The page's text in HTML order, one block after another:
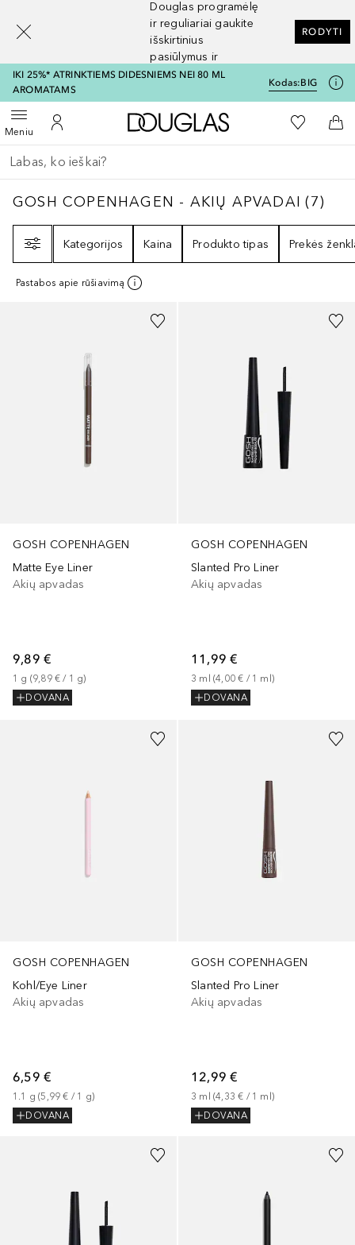
Douglas programėlę
ir reguliariai gaukite
išskirtinius
pasiūlymus ir
nuolaidas
RODYTI
IKI 25%* ATRINKTIEMS DIDESNIEMS NEI 80 ML
AROMATAMS
Kodas:BIG
MeniuAtidaryti meniuĮ mano paskyrą
Į Douglas pagrindinį
Į mano
Į
Grįžk atgal
Vykdykite paiešką
GOSH COPENHAGEN - AKIŲ APVADAI7
GOSH COPENHAGEN - AKIŲ APVADAI (7)
Kategorijos
Kaina Produkto tipas Prekės
Pastabos apie rūšiavimą
GOSH COPENHAGEN
Matte Eye Liner
Akių apvadas
9,89 €
1 g (9,89 € / 1 g)
DOVANA
+14
GOSH COPENHAGEN
Slanted Pro Liner
Akių apvadas
11,99 €
3 ml (4,00 € / 1 ml )
DOVANA
GOSH COPENHAGEN
Kohl/Eye Liner
Akių apvadas
6,59 €
1.1 g (5,99 € / 1 g)
DOVANA
GOSH COPENHAGEN
Slanted Pro Liner
Akių apvadas
12,99 €
3 ml (4,33 € / 1 ml )
DOVANA
[navigation.slideout.screenreader]